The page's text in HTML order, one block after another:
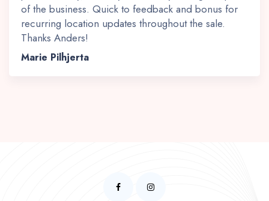
of the business. Quick to feedback and bonus for
recurring location updates throughout the sale.
Thanks Anders!
Marie Pilhjerta